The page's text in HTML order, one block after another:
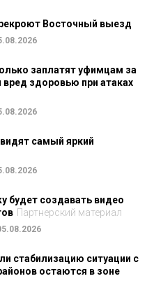
Восточный выезд
заплатят уфимцам за
вред здоровью при атаках
самый яркий
будет создавать видео
Партнерский материал
стабилизацию ситуации с
остаются в зоне